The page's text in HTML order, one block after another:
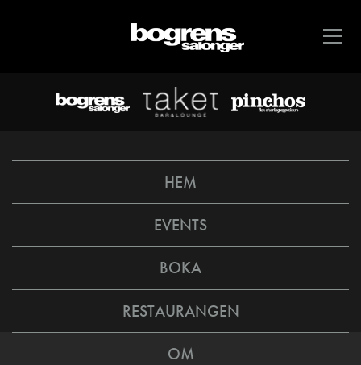
HEM
EVENTS
BOKA
RESTAURANGEN
OM